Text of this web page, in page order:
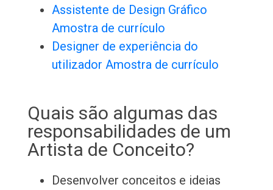
Assistente de Design Gráfico
Amostra de currículo
Designer de experiência do
utilizador Amostra de currículo
Quais são algumas das
responsabilidades de um
Artista de Conceito?
Desenvolver conceitos e ideias